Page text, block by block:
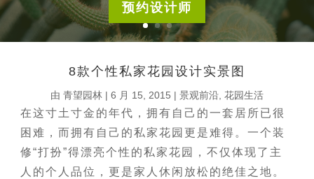
预约设计师
8款个性私家花园设计实景图
由 青望园林 | 6 月 15, 2015 | 景观前沿 花园生活
在这寸土寸金的年代，拥有自己的一套居所已很
困难，而拥有自己的私家花园更是难得。一个装
修“打扮”得漂亮个性的私家花园，不仅体现了主
人的个人品位，更是家人休闲放松的绝佳之地。